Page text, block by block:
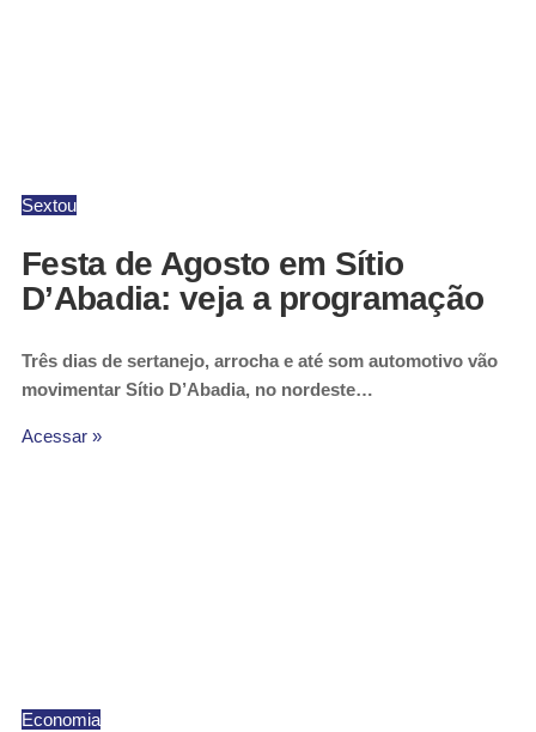
Sextou
Festa de Agosto em Sítio
D’Abadia: veja a programação
Três dias de sertanejo, arrocha e até som automotivo vão
movimentar Sítio D’Abadia, no nordeste…
Acessar »
Economia